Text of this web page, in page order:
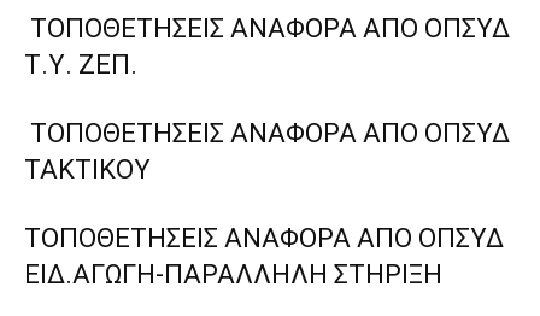
ΤΟΠΟΘΕΤΗΣΕΙΣ ΑΝΑΦΟΡΑ ΑΠΟ ΟΠΣΥΔ
Τ.Υ. ΖΕΠ.
ΤΟΠΟΘΕΤΗΣΕΙΣ ΑΝΑΦΟΡΑ ΑΠΟ ΟΠΣΥΔ
ΤΑΚΤΙΚΟΥ
ΤΟΠΟΘΕΤΗΣΕΙΣ ΑΝΑΦΟΡΑ ΑΠΟ ΟΠΣΥΔ
ΕΙΔ.ΑΓΩΓΗ-ΠΑΡΑΛΛΗΛΗ ΣΤΗΡΙΞΗ